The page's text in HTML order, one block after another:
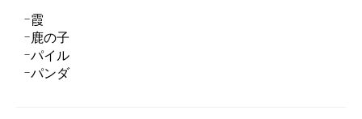
霞
鹿の子
パイル
パンダ